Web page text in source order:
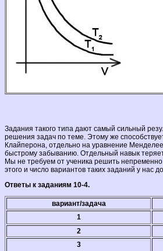
Задания такого типа дают самый сильный
решения задач по теме. Этому же
Клайперона, отдельно на уравнение
быстрому забыванию. Отдельный навык
Мы не требуем от ученика решить непременно
этого и число вариантов таких заданий у
Ответы к заданиям 10-4.
вариант/задача
1
2
3